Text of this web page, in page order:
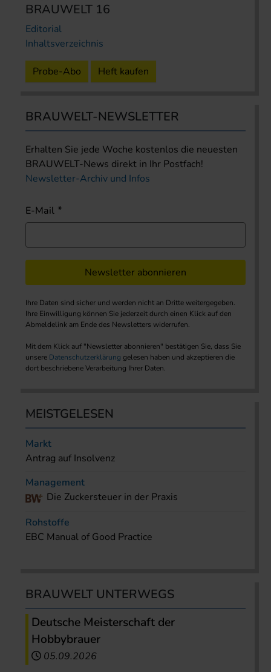
BRAUWELT 16
Editorial
Inhaltsverzeichnis
Probe-Abo Heft kaufen
BRAUWELT-NEWSLETTER
Erhalten Sie jede Woche kostenlos die neuesten
BRAUWELT-News direkt in Ihr Postfach!
Newsletter-Archiv und Infos
E-Mail
Newsletter abonnieren
Ihre Daten sind sicher und werden nicht an Dritte weitergegeben.
Ihre Einwilligung können Sie jederzeit durch einen Klick auf den
Abmeldelink am Ende des Newsletters widerrufen.
Mit dem Klick auf "Newsletter abonnieren" bestätigen Sie, dass Sie
unsere Datenschutzerklärung gelesen haben und akzeptieren die
dort beschriebene Verarbeitung Ihrer Daten.
MEISTGELESEN
Markt
Antrag auf Insolvenz
Management
Die Zuckersteuer in der Praxis
Rohstoffe
EBC Manual of Good Practice
BRAUWELT UNTERWEGS
Deutsche Meisterschaft der
Hobbybrauer
05.09.2026